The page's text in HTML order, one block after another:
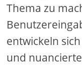
Thema zu
entwickeln
und